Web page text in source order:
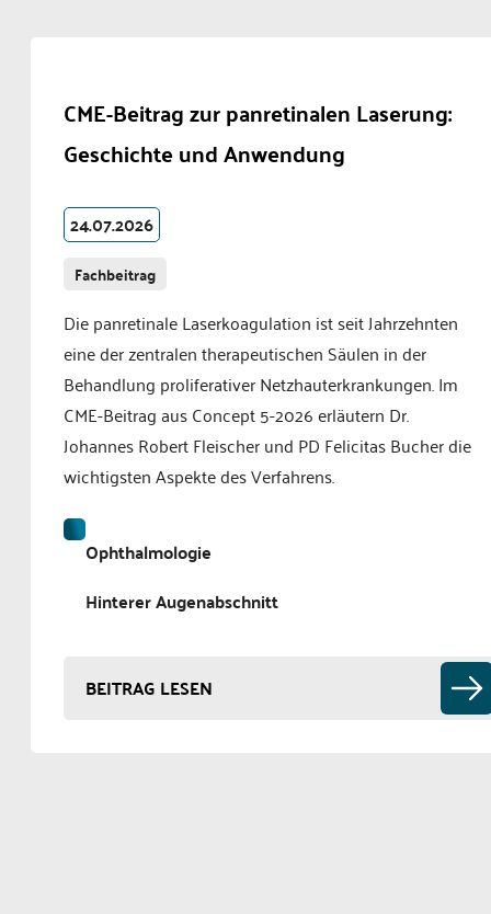
CME-Beitrag zur panretinalen Laserung:
Geschichte und Anwendung
24.07.2026
Fachbeitrag
Die panretinale Laserkoagulation ist seit Jahrzehnten
eine der zentralen therapeutischen Säulen in der
Behandlung proliferativer Netzhauterkrankungen. Im
CME-Beitrag aus Concept 5-2026 erläutern Dr.
Johannes Robert Fleischer und PD Felicitas Bucher die
wichtigsten Aspekte des Verfahrens.
Ophthalmologie
Hinterer Augenabschnitt
BEITRAG LESEN